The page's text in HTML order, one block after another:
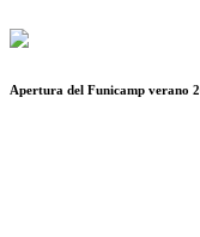
Apertura del Funicamp verano